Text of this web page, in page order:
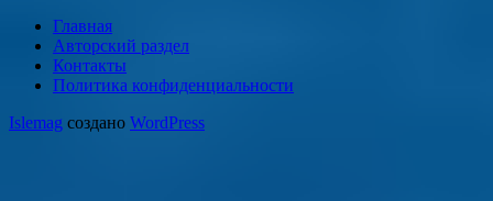
Главная
Авторский раздел
Контакты
Политика конфиденциальности
Islemag создано WordPress